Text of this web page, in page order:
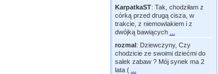
KarpatkaST: Tak, chodziłam z
córką przed drugą cisza, w
trakcie, z niemowlakiem i z
dwójką bawiących
rozmal: Dziewczyny, Czy
chodzicie ze swoimi dziećmi do
salek zabaw ? Mój synek ma 2
lata (